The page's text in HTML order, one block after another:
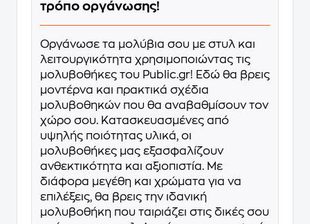
τρόπο οργάνωσης!
Οργάνωσε τα μολύβια σου με στυλ και
λειτουργικότητα χρησιμοποιώντας τις
μολυβοθήκες του Public.gr! Εδώ θα βρεις
μοντέρνα και πρακτικά σχέδια
μολυβοθηκών που θα αναβαθμίσουν τον
χώρο σου. Κατασκευασμένες από
υψηλής ποιότητας υλικά, οι
μολυβοθήκες μας εξασφαλίζουν
ανθεκτικότητα και αξιοπιστία. Με
διάφορα μεγέθη και χρώματα για να
επιλέξεις, θα βρεις την ιδανική
μολυβοθήκη που ταιριάζει στις δικές σου